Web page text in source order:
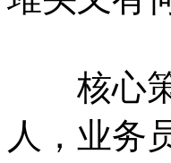
核心策
人，业务